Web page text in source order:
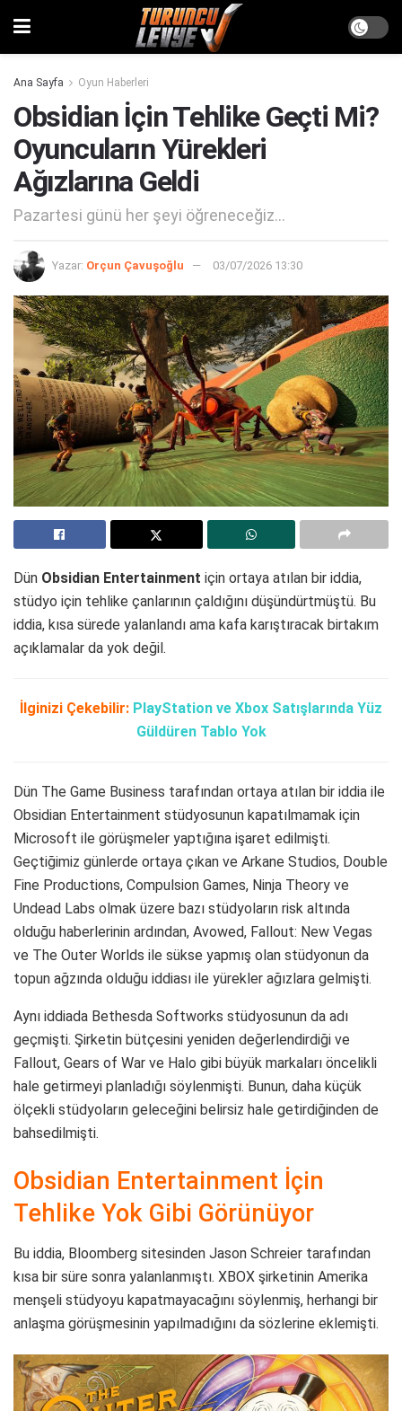
Ana Sayfa Oyun Haberleri
Obsidian İçin Tehlike Geçti Mi?
Oyuncuların Yürekleri
Ağızlarına Geldi
Pazartesi günü her şeyi öğreneceğiz...
Yazar: Orçun Çavuşoğlu 03/07/2026 13:30
Dün Obsidian Entertainment için ortaya atılan bir iddia,
stüdyo için tehlike çanlarının çaldığını düşündürtmüştü. Bu
iddia, kısa sürede yalanlandı ama kafa karıştıracak birtakım
açıklamalar da yok değil.
İlginizi Çekebilir: PlayStation ve Xbox Satışlarında Yüz
Güldüren Tablo Yok
Dün The Game Business tarafından ortaya atılan bir iddia ile
Obsidian Entertainment stüdyosunun kapatılmamak için
Microsoft ile görüşmeler yaptığına işaret edilmişti.
Geçtiğimiz günlerde ortaya çıkan ve Arkane Studios, Double
Fine Productions, Compulsion Games, Ninja Theory ve
Undead Labs olmak üzere bazı stüdyoların risk altında
olduğu haberlerinin ardından, Avowed, Fallout: New Vegas
ve The Outer Worlds ile sükse yapmış olan stüdyonun da
topun ağzında olduğu iddiası ile yürekler ağızlara gelmişti.
Aynı iddiada Bethesda Softworks stüdyosunun da adı
geçmişti. Şirketin bütçesini yeniden değerlendirdiği ve
Fallout, Gears of War ve Halo gibi büyük markaları öncelikli
hale getirmeyi planladığı söylenmişti. Bunun, daha küçük
ölçekli stüdyoların geleceğini belirsiz hale getirdiğinden de
bahsedilmişti.
Obsidian Entertainment İçin
Tehlike Yok Gibi Görünüyor
Bu iddia, Bloomberg sitesinden Jason Schreier tarafından
kısa bir süre sonra yalanlanmıştı. XBOX şirketinin Amerika
menşeli stüdyoyu kapatmayacağını söylenmiş, herhangi bir
anlaşma görüşmesinin yapılmadığını da sözlerine eklemişti.